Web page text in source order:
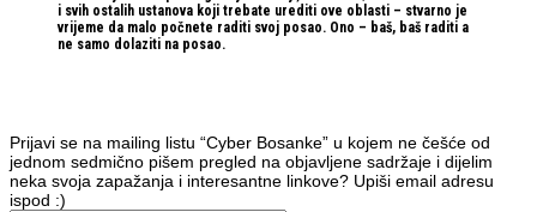
i svih ostalih ustanova koji trebate urediti ove oblasti – stvarno je
vrijeme da malo počnete raditi svoj posao. Ono – baš, baš raditi a
ne samo dolaziti na posao.
Prijavi se na mailing listu “Cyber Bosanke” u kojem ne češće od
jednom sedmično pišem pregled na objavljene sadržaje i dijelim
neka svoja zapažanja i interesantne linkove? Upiši email adresu
ispod :)